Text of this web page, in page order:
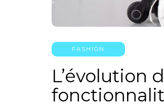
FASHION
L’évolution